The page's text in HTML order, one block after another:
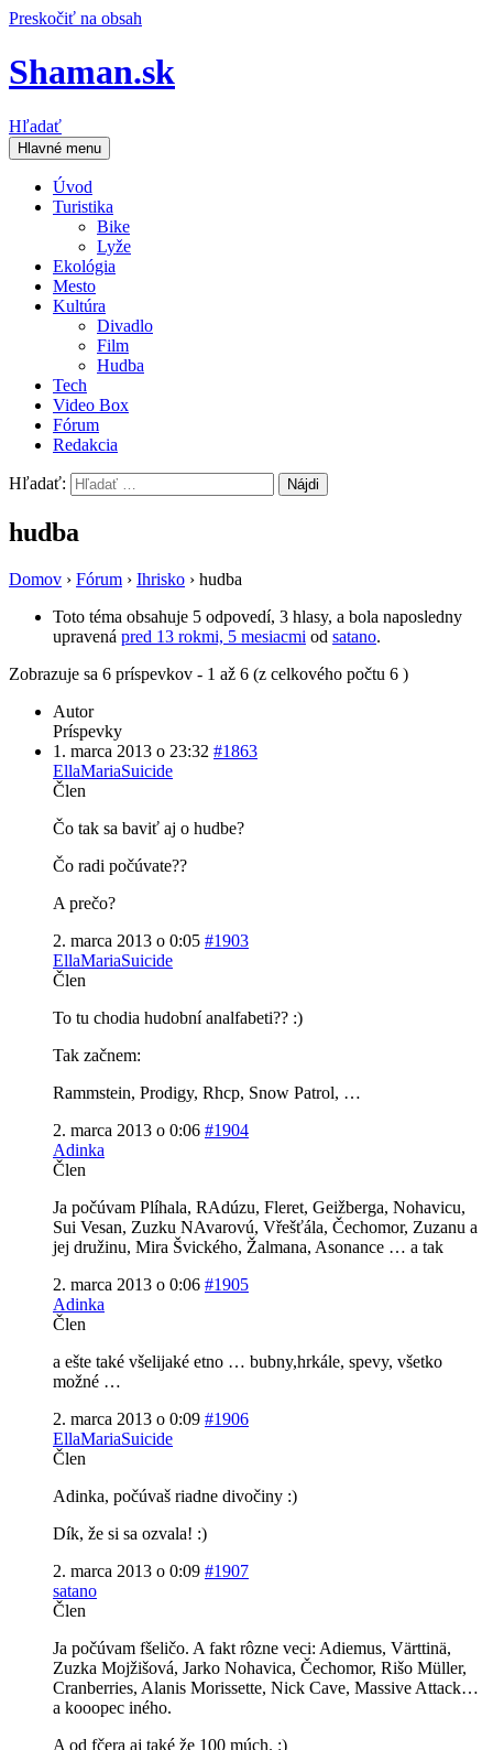
Preskočiť na obsah
Shaman.sk
Hľadať
Hlavné menu
Úvod
Turistika
Bike
Lyže
Ekológia
Mesto
Kultúra
Divadlo
Film
Hudba
Tech
Video Box
Fórum
Redakcia
Hľadať:
hudba
Domov › Fórum › Ihrisko › hudba
Toto téma obsahuje 5 odpovedí, 3 hlasy, a bola naposledny
upravená pred 13 rokmi, 5 mesiacmi od satano.
Zobrazuje sa 6 príspevkov - 1 až 6 (z celkového počtu 6 )
Autor
Príspevky
1. marca 2013 o 23:32 #1863
EllaMariaSuicide
Člen
Čo tak sa baviť aj o hudbe?
Čo radi počúvate??
A prečo?
2. marca 2013 o 0:05 #1903
EllaMariaSuicide
Člen
To tu chodia hudobní analfabeti?? :)
Tak začnem:
Rammstein, Prodigy, Rhcp, Snow Patrol, …
2. marca 2013 o 0:06 #1904
Adinka
Člen
Ja počúvam Plíhala, RAdúzu, Fleret, Geižberga, Nohavicu,
Sui Vesan, Zuzku NAvarovú, Vřešťála, Čechomor, Zuzanu a
jej družinu, Mira Švického, Žalmana, Asonance … a tak
2. marca 2013 o 0:06 #1905
Adinka
Člen
a ešte také všelijaké etno … bubny,hrkále, spevy, všetko
možné …
2. marca 2013 o 0:09 #1906
EllaMariaSuicide
Člen
Adinka, počúvaš riadne divočiny :)
Dík, že si sa ozvala! :)
2. marca 2013 o 0:09 #1907
satano
Člen
Ja počúvam fšeličo. A fakt rôzne veci: Adiemus, Värttinä,
Zuzka Mojžišová, Jarko Nohavica, Čechomor, Rišo Müller,
Cranberries, Alanis Morissette, Nick Cave, Massive Attack…
a kooopec iného.
A od fčera aj také že 100 múch. :)